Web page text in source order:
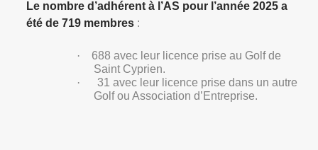
Le nombre d’adhérent à l’AS pour l’année 2025 a
été de 719 membres :
·
688 avec leur licence prise au Golf de
Saint Cyprien.
·
31 avec leur licence prise dans un autre
Golf ou Association d’Entreprise.